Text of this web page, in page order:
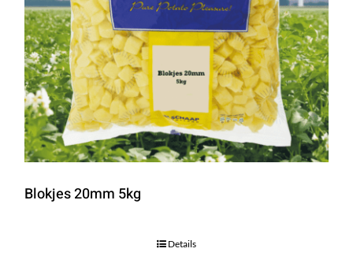
Blokjes 20mm 5kg
Details